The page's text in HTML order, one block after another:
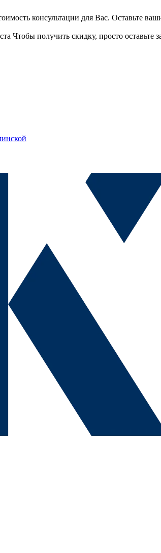
консультации для Вас. Оставьте
Чтобы получить скидку, просто оставьте